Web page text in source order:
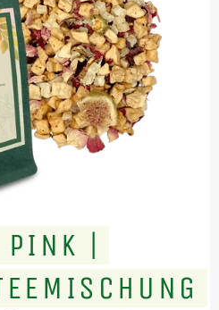
PINK |